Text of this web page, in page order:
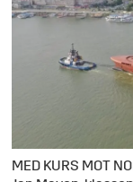
MED KURS MOT